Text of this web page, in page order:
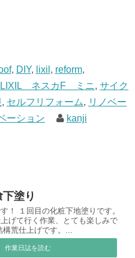
, DIY, lixil , reform,
LIXIL ネスカF ミニ, サイク
, セルフリフォーム, リノベー
ーション kanji
塗り
！ １回目の化粧下地塗りです。
げて行く作業、とても楽しみで
荒仕上げです。...
作業日誌を読む